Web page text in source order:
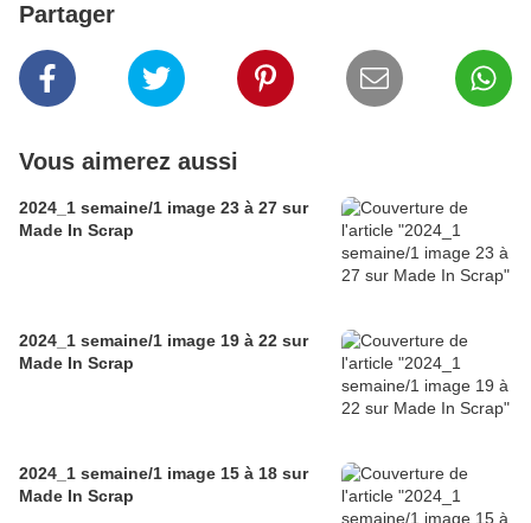
Partager
Vous aimerez aussi
2024_1 semaine/1 image 23 à 27 sur
Made In Scrap
2024_1 semaine/1 image 19 à 22 sur
Made In Scrap
2024_1 semaine/1 image 15 à 18 sur
Made In Scrap